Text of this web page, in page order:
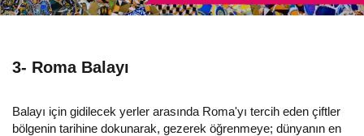
3- Roma Balayı
Balayı için gidilecek yerler arasında Roma'yı tercih eden çiftler
bölgenin tarihine dokunarak, gezerek öğrenmeye; dünyanın en